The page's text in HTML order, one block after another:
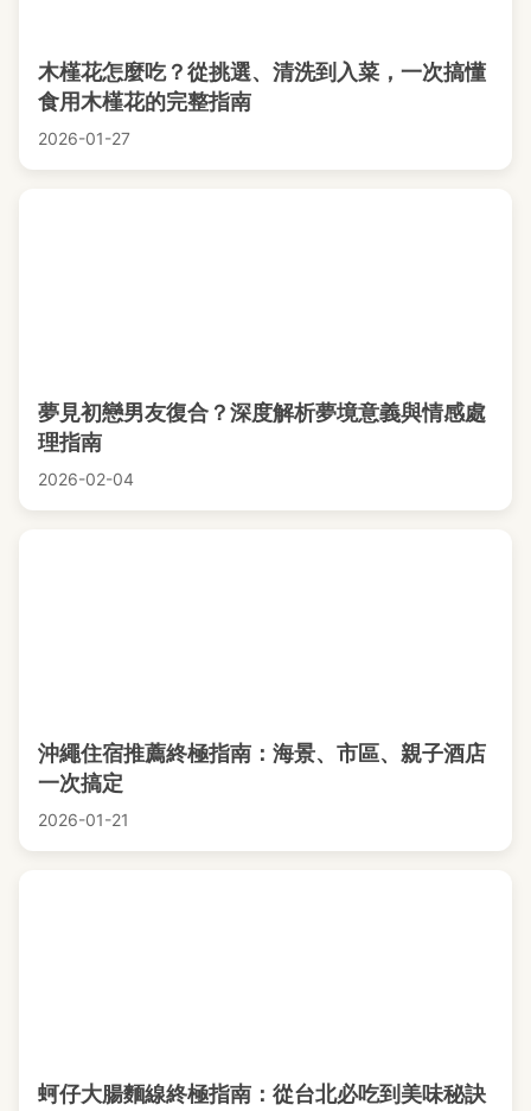
木槿花怎麼吃？從挑選、清洗到入菜，一次搞懂
食用木槿花的完整指南
2026-01-27
夢見初戀男友復合？深度解析夢境意義與情感處
理指南
2026-02-04
沖繩住宿推薦終極指南：海景、市區、親子酒店
一次搞定
2026-01-21
蚵仔大腸麵線終極指南：從台北必吃到美味秘訣